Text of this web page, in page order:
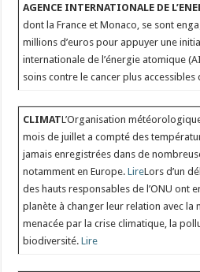
AGENCE INTERNATIONALE DE
dont la France et Monaco, se sont
millions d’euros pour appuyer une
internationale de l’énergie atomique
soins contre le cancer plus
CLIMATL’Organisation
mois de juillet a compté des
jamais enregistrées dans de
notamment en Europe.LireLors d’un
des hauts responsables de l’ONU ont
planète à changer leur relation avec la
menacée par la crise climatique, la
biodiversité.Lire